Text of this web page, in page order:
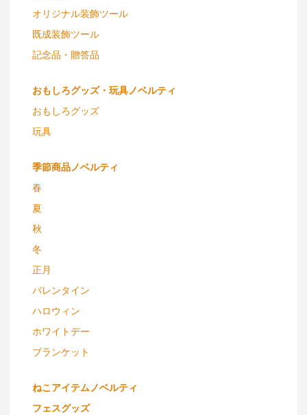
オリジナル装飾ツール
既成装飾ツール
記念品・贈答品
おもしろグッズ・玩具ノベルティ
おもしろグッズ
玩具
季節商品ノベルティ
春
夏
秋
冬
正月
バレンタイン
ハロウィン
ホワイトデー
ブランケット
ねこアイテムノベルティ
フェスグッズ